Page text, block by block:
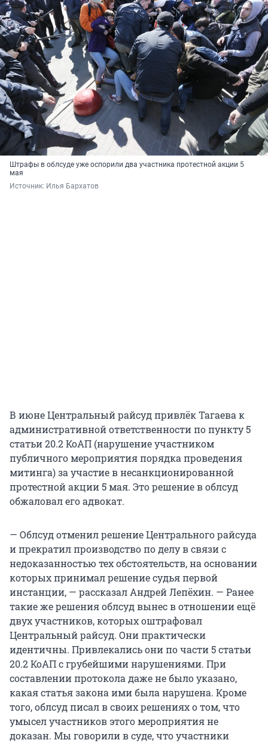
Штрафы в облсуде уже оспорили два участника протестной акции 5
мая
Источник: Илья Бархатов
В июне Центральный райсуд привлёк Тагаева к
административной ответственности по пункту 5
статьи 20.2 КоАП (нарушение участником
публичного мероприятия порядка проведения
митинга) за участие в несанкционированной
протестной акции 5 мая. Это решение в облсуд
обжаловал его адвокат.
— Облсуд отменил решение Центрального райсуда
и прекратил производство по делу в связи с
недоказанностью тех обстоятельств, на основании
которых принимал решение судья первой
инстанции, — рассказал Андрей Лепёхин. — Ранее
такие же решения облсуд вынес в отношении ещё
двух участников, которых оштрафовал
Центральный райсуд. Они практически
идентичны. Привлекались они по части 5 статьи
20.2 КоАП с грубейшими нарушениями. При
составлении протокола даже не было указано,
какая статья закона ими была нарушена. Кроме
того, облсуд писал в своих решениях о том, что
умысел участников этого мероприятия не
доказан. Мы говорили в суде, что участники